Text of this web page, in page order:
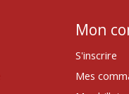
Mon
S'inscrire
Mes